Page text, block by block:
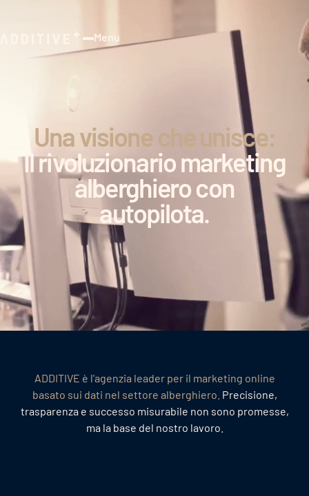
Menu
Close
Una visione che unisce:
Il rivoluzionario marketing
alberghiero con
autopilota.
ADDITIVE è l'agenzia leader per il marketing online
basato sui dati nel settore alberghiero. Precisione,
trasparenza e successo misurabile non sono promesse,
ma la base del nostro lavoro.